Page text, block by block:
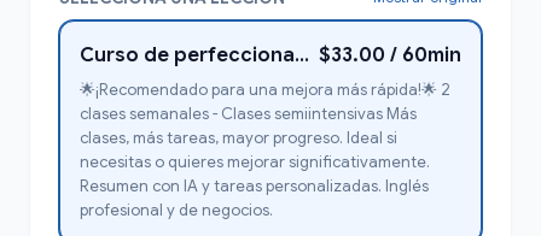
Curso de perfeccionamiento del inglés profesional 1-1 $33.00 / 60min
🌟¡Recomendado para una mejora más rápida!🌟 2
clases semanales - Clases semiintensivas Más
clases, más tareas, mayor progreso. Ideal si
necesitas o quieres mejorar significativamente.
Resumen con IA y tareas personalizadas. Inglés
profesional y de negocios.